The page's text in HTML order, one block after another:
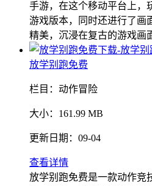
手游，在这个移动平台上，
游戏版本，同时还进行了画
精美，沉浸在复古的游戏画
放学别跑免费
栏目： 动作冒险
大小： 161.99 MB
更新日期： 09-04
查看详情
放学别跑免费是一款动作竞